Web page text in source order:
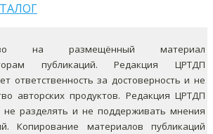
на размещённый материал
публикаций. Редакция ЦРТДП
ответственность за достоверность и не
авторских продуктов. Редакция ЦРТДП
разделять и не поддерживать мнения
Копирование материалов публикаций